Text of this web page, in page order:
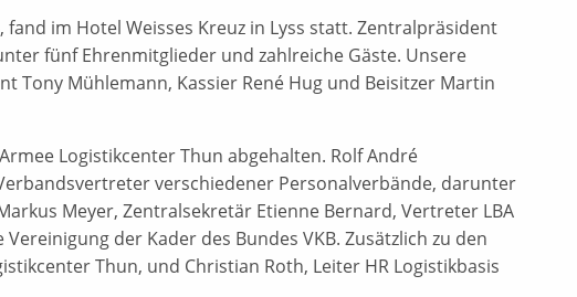
im Hotel Weisses Kreuz in Lyss statt. Zentralpräsident
fünf Ehrenmitglieder und zahlreiche Gäste. Unsere
Tony Mühlemann, Kassier René Hug und Beisitzer Martin
Logistikcenter Thun abgehalten. Rolf André
verschiedener Personalverbände, darunter
Meyer, Zentralsekretär Etienne Bernard, Vertreter LBA
der Kader des Bundes VKB. Zusätzlich zu den
Thun, und Christian Roth, Leiter HR Logistikbasis